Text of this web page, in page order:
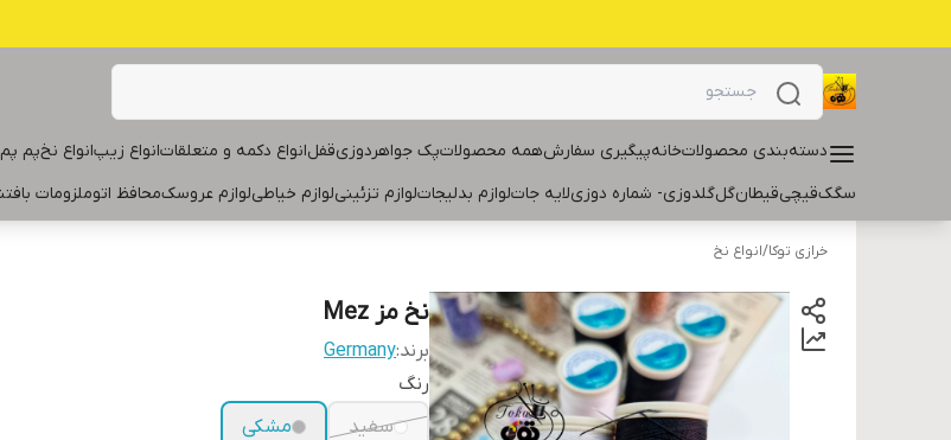
دسته‌بندی محصولاتخانهپیگیری سفارشهمه محصولاتپک جواهردوزیقفلانواع دکمه و متعلقاتانواع زیپانواع نخپم پم
سگکقیچیقیطانگلگلدوزی- شماره دوزیلایه جاتلوازم بدلیجاتلوازم تزئینیلوازم خیاطیلوازم عروسکمحافظ اتوملزومات
خرازی توکا/انواع نخ
نخ مز Mez
برند:Germany
رنگ
سفید
مشکی